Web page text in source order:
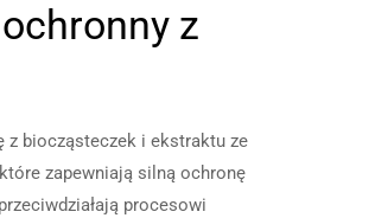
z
z biocząsteczek i ekstraktu ze
zapewniają silną ochronę
procesowi